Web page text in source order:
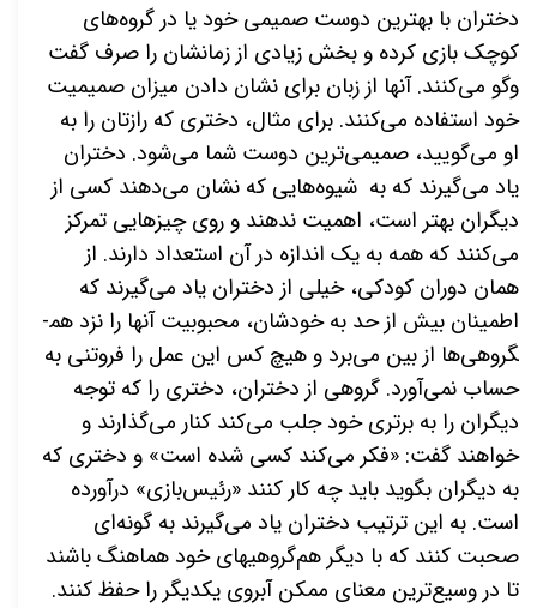
دختران با بهترین دوست صمیمی خود یا در گروه‌­های
کوچک بازی کرده و بخش زیادی از زمانشان را صرف گفت­‌
وگو می‌­کنند. آن­ها از زبان برای نشان دادن میزان صمیمیت
خود استفاده می‌­کنند. برای مثال، دختری که رازتان را به
او می­‌گویید، صمیمی­‌ترین دوست شما می­‌شود. دختران
یاد می­‌گیرند که به شیوه‌­هایی که نشان می‌­دهند کسی از
دیگران بهتر است، اهمیت ندهند و روی چیزهایی تمرکز
می­‌کنند که همه به یک اندازه در آن استعداد دارند. از
همان دوران کودکی، خیلی از دختران یاد می­‌گیرند که
اطمینان بیش از حد به خودشان، محبوبیت آن­ها را نزد هم­
گروهی‌­ها از بین می‌­برد و هیچ کس این عمل را فروتنی به
حساب نمی‌­آورد. گروهی از دختران، دختری را که توجه
دیگران را به برتری خود جلب می‌­کند کنار می­‌گذارند و
خواهند گفت: «فکر می­‌کند کسی شده است» و دختری که
به دیگران بگوید باید چه کار کنند «رئیس‌­بازی» درآورده
است. به این ترتیب دختران یاد می­‌گیرند به گونه‌­ای
صحبت کنند که با دیگر هم‌گروهی­های خود هماهنگ باشند
تا در وسیع‌­ترین معنای ممکن آبروی یکدیگر را حفظ کنند.